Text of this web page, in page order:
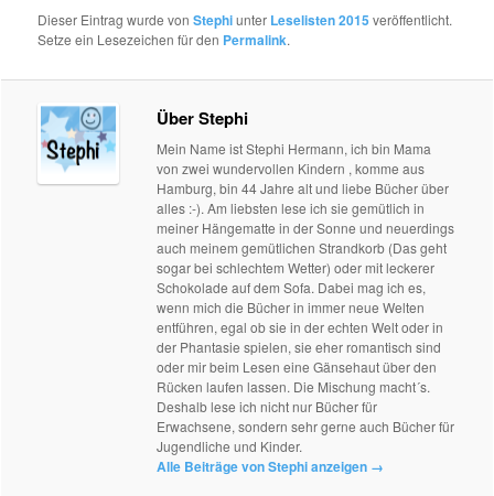
Dieser Eintrag wurde vonStephiunter Leselisten 2015 veröffentlicht.
Setze ein Lesezeichen für den Permalink.
Über Stephi
Mein Name ist Stephi Hermann, ich bin Mama
von zwei wundervollen Kindern , komme aus
Hamburg, bin 44 Jahre alt und liebe Bücher über
alles :-). Am liebsten lese ich sie gemütlich in
meiner Hängematte in der Sonne und neuerdings
auch meinem gemütlichen Strandkorb (Das geht
sogar bei schlechtem Wetter) oder mit leckerer
Schokolade auf dem Sofa. Dabei mag ich es,
wenn mich die Bücher in immer neue Welten
entführen, egal ob sie in der echten Welt oder in
der Phantasie spielen, sie eher romantisch sind
oder mir beim Lesen eine Gänsehaut über den
Rücken laufen lassen. Die Mischung macht´s.
Deshalb lese ich nicht nur Bücher für
Erwachsene, sondern sehr gerne auch Bücher für
Jugendliche und Kinder.
Alle Beiträge von Stephi anzeigen →